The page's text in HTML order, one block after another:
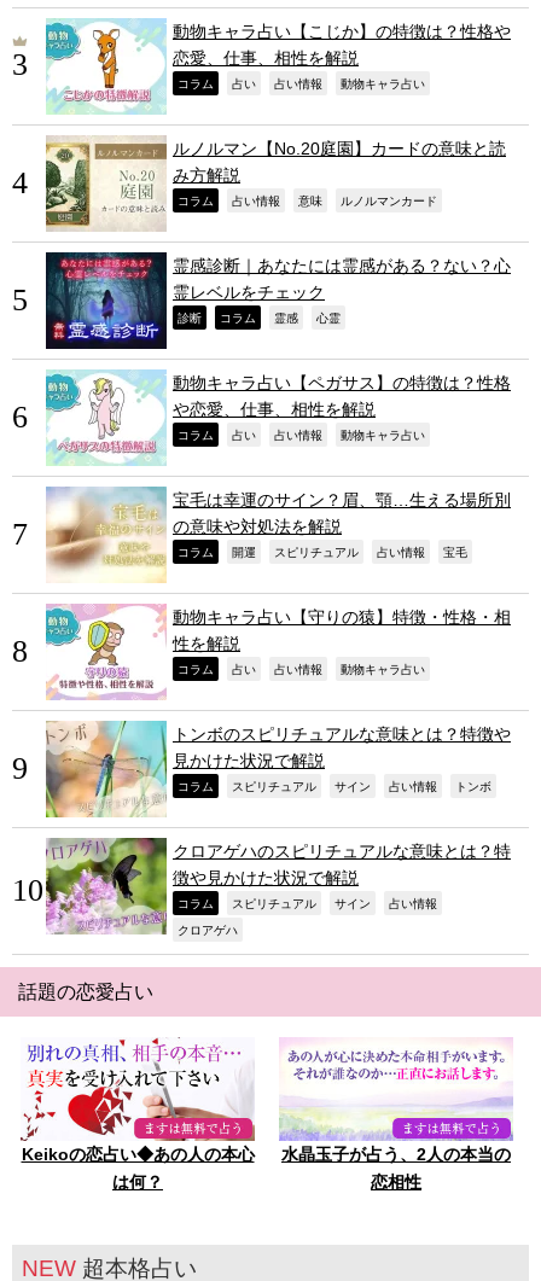
動物キャラ占い【こじか】の特徴は？性格や
恋愛、仕事、相性を解説
コラム 占い 占い情報 動物キャラ占い
ルノルマン【No.20庭園】カードの意味と読
み方解説
コラム 占い情報 意味 ルノルマンカード
霊感診断｜あなたには霊感がある？ない？心
霊レベルをチェック
診断 コラム 霊感 心霊
動物キャラ占い【ペガサス】の特徴は？性格
や恋愛、仕事、相性を解説
コラム 占い 占い情報 動物キャラ占い
宝毛は幸運のサイン？眉、顎…生える場所別
の意味や対処法を解説
コラム 開運 スピリチュアル 占い情報 宝毛
動物キャラ占い【守りの猿】特徴・性格・相
性を解説
コラム 占い 占い情報 動物キャラ占い
トンボのスピリチュアルな意味とは？特徴や
見かけた状況で解説
コラム スピリチュアル サイン 占い情報 トンボ
クロアゲハのスピリチュアルな意味とは？特
徴や見かけた状況で解説
コラム スピリチュアル サイン 占い情報
クロアゲハ
話題の恋愛占い
Keikoの恋占い◆あの人の本心
は何？
水晶玉子が占う、2人の本当の
恋相性
NEW 超本格占い